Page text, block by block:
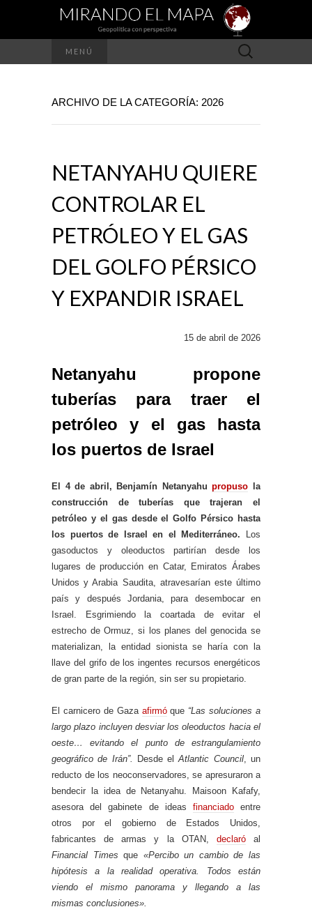
MENÚ Buscar:
ARCHIVO DE LA CATEGORÍA: 2026
NETANYAHU QUIERE
CONTROLAR EL
PETRÓLEO Y EL GAS
DEL GOLFO PÉRSICO
Y EXPANDIR ISRAEL
15 de abril de 2026
Netanyahu propone
tuberías para traer el
petróleo y el gas hasta
los puertos de Israel
El 4 de abril, Benjamín Netanyahupropuso la
construcción de tuberías que trajeran el
petróleo y el gas desde el Golfo Pérsico hasta
los puertos de Israel en el Mediterráneo. Los
gasoductos y oleoductos partirían desde los
lugares de producción en Catar, Emiratos Árabes
Unidos y Arabia Saudita, atravesarían este último
país y después Jordania, para desembocar en
Israel. Esgrimiendo la coartada de evitar el
estrecho de Ormuz, si los planes del genocida se
materializan, la entidad sionista se haría con la
llave del grifo de los ingentes recursos energéticos
de gran parte de la región, sin ser su propietario.
El carnicero de Gaza afirmóque “Las soluciones a
largo plazo incluyen desviar los oleoductos hacia el
oeste… evitando el punto de estrangulamiento
geográfico de Irán”.
Desde elAtlantic Council, un
reducto de los neoconservadores, se apresuraron a
bendecir la idea de Netanyahu. Maisoon Kafafy,
asesora del gabinete de ideas financiadoentre
otros por el gobierno de Estados Unidos,
fabricantes de armas y la OTAN, declaróal
Financial Times que «Percibo un cambio de las
hipótesis a la realidad operativa. Todos están
viendo el mismo panorama y llegando a las
mismas conclusiones».